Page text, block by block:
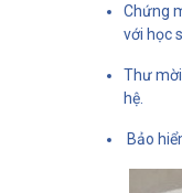
Chứng
với học
Thư
hệ.
Bảo